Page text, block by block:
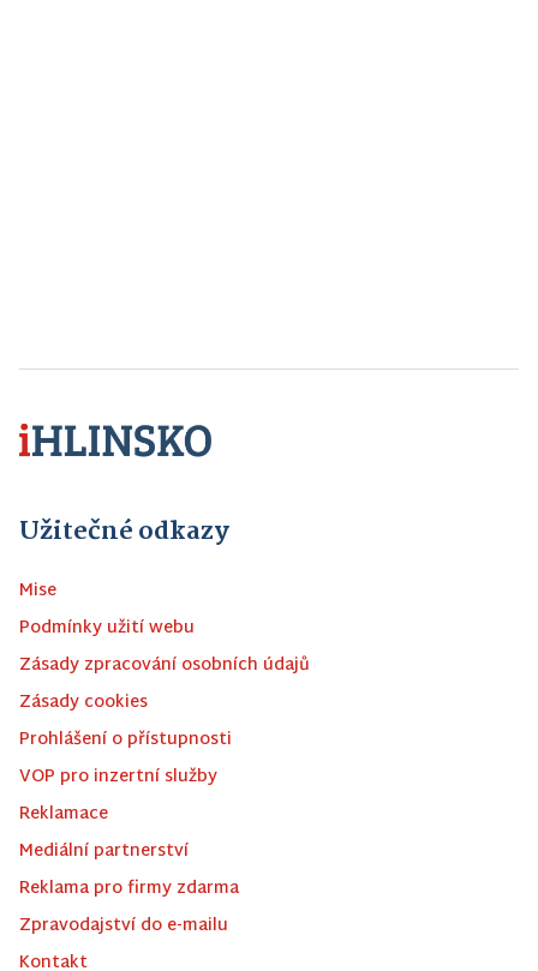
Užitečné odkazy
Mise
Podmínky užití webu
Zásady zpracování osobních údajů
Zásady cookies
Prohlášení o přístupnosti
VOP pro inzertní služby
Reklamace
Mediální partnerství
Reklama pro firmy zdarma
Zpravodajství do e-mailu
Kontakt